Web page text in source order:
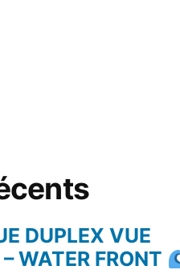
DUPLEX VUE
WATER FRONT